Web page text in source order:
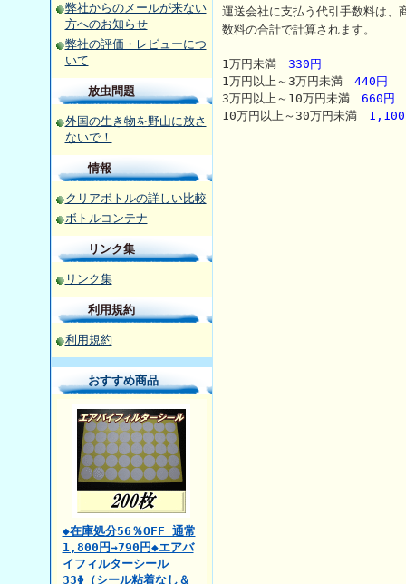
弊社からのメールが来ない
方へのお知らせ
弊社の評価・レビューにつ
いて
放虫問題
外国の生き物を野山に放さ
ないで！
情報
クリアボトルの詳しい比較
ボトルコンテナ
リンク集
リンク集
利用規約
利用規約
おすすめ商品
◆在庫処分56％OFF 通常
1,800円→790円◆エアバ
イフィルターシール
33Φ（シール粘着なし＆
運送会社に支払う代引手数料は、
数料の合計で計算されます。
1万円未満 330円
1万円以上～3万円未満 440円
3万円以上～10万円未満 660円
10万円以上～30万円未満 1,100